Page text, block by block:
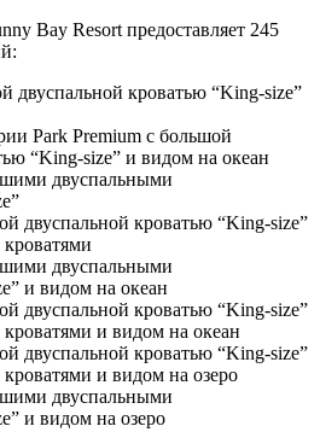
Bay Resort предоставляет 245
двуспальной кроватью “King-size”
Park Premium с большой
“King-size” и видом на океан
двуспальными
двуспальной кроватью “King-size”
двуспальными
и видом на океан
двуспальной кроватью “King-size”
и видом на океан
двуспальной кроватью “King-size”
и видом на озеро
двуспальными
и видом на озеро